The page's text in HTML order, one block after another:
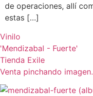
de operaciones, allí
estas […]
Vinilo
'Mendizabal - Fuerte'
Tienda Exile
Venta pinchando imagen.